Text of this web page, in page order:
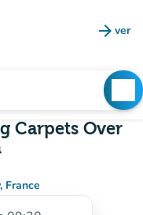
arrow_forward ver
Carpets Over
France